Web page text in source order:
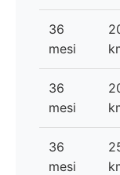
36
mesi
36
mesi
36
mesi